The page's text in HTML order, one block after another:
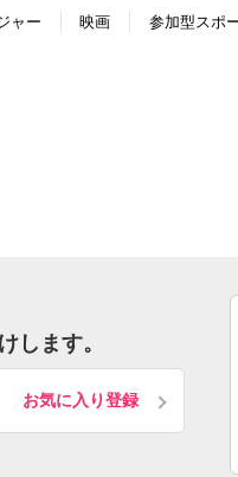
ャー 映画 参加型スポ
します。
お気に入り登録